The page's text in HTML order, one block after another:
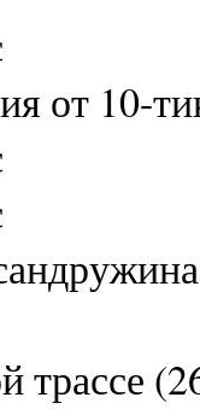
от 10-
трассе